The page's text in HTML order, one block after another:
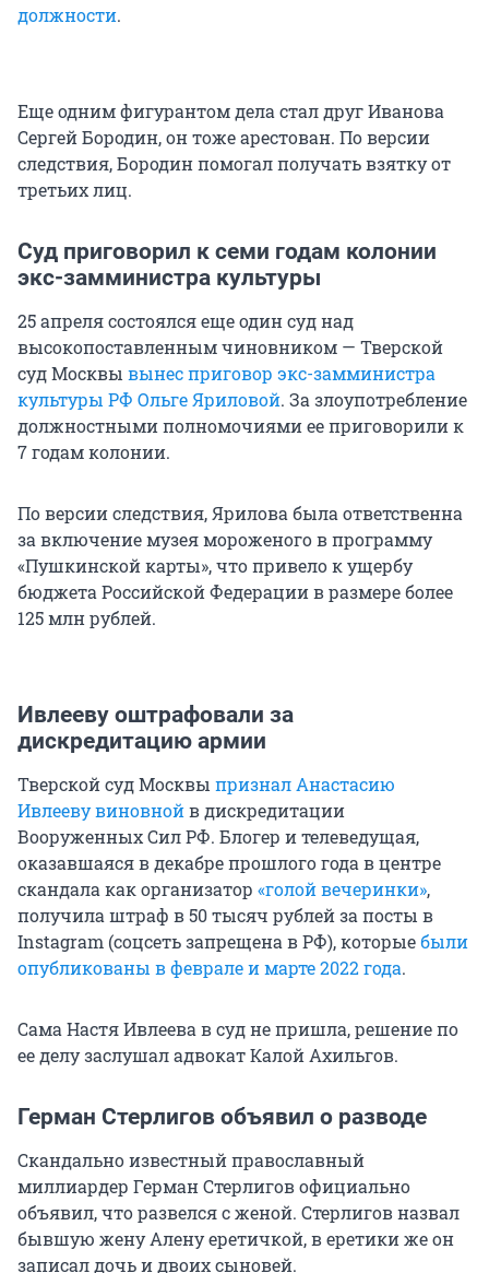
должности.
Еще одним фигурантом дела стал друг Иванова
Сергей Бородин, он тоже арестован. По версии
следствия, Бородин помогал получать взятку от
третьих лиц.
Суд приговорил к семи годам колонии
экс-замминистра культуры
25 апреля состоялся еще один суд над
высокопоставленным чиновником — Тверской
суд Москвы вынес приговор экс-замминистра
культуры РФ Ольге Яриловой. За злоупотребление
должностными полномочиями ее приговорили к
7 годам колонии.
По версии следствия, Ярилова была ответственна
за включение музея мороженого в программу
«Пушкинской карты», что привело к ущербу
бюджета Российской Федерации в размере более
125 млн рублей.
Ивлееву оштрафовали за
дискредитацию армии
Тверской суд Москвы признал Анастасию
Ивлееву виновнойв дискредитации
Вооруженных Сил РФ. Блогер и телеведущая,
оказавшаяся в декабре прошлого года в центре
скандала как организатор «голой вечеринки»,
получила штраф в 50 тысяч рублей за посты в
Instagram (соцсеть запрещена в РФ), которыебыли
опубликованы в феврале и марте 2022 года.
Сама Настя Ивлеева в суд не пришла, решение по
ее делу заслушал адвокат Калой Ахильгов.
Герман Стерлигов объявил о разводе
Скандально известный православный
миллиардер Герман Стерлигов официально
объявил, что развелся с женой. Стерлигов назвал
бывшую жену Алену еретичкой, в еретики же он
записал дочь и двоих сыновей.